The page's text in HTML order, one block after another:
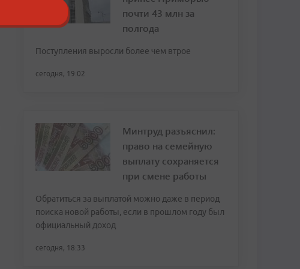
почти 43 млн за
полгода
Поступления выросли более чем втрое
сегодня, 19:02
Минтруд разъяснил:
право на семейную
выплату сохраняется
при смене работы
Обратиться за выплатой можно даже в период
поиска новой работы, если в прошлом году был
официальный доход
сегодня, 18:33